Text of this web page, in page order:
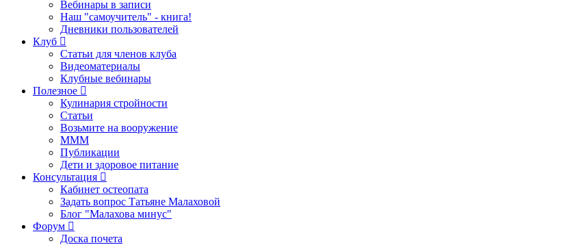
Вебинары в записи
Наш "самоучитель" - книга!
Дневники пользователей
Клуб
Статьи для членов клуба
Видеоматериалы
Клубные вебинары
Полезное
Кулинария стройности
Статьи
Возьмите на вооружение
МММ
Публикации
Дети и здоровое питание
Консультация
Кабинет остеопата
Задать вопрос Татьяне Малаховой
Блог "Малахова минус"
Форум
Доска почета